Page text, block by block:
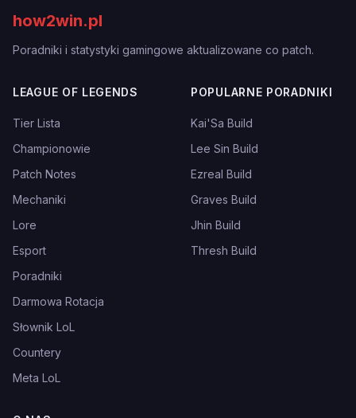
how2win.pl
Poradniki i statystyki gamingowe aktualizowane co patch.
LEAGUE OF LEGENDS
Tier Lista
Championowie
Patch Notes
Mechaniki
Lore
Esport
Poradniki
Darmowa Rotacja
Słownik LoL
Countery
Meta LoL
POPULARNE PORADNIKI
Kai'Sa Build
Lee Sin Build
Ezreal Build
Graves Build
Jhin Build
Thresh Build